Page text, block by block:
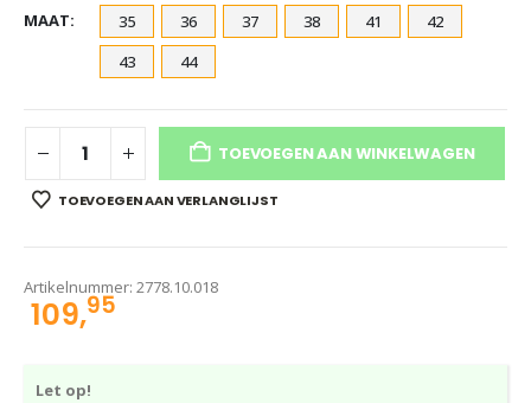
MAAT 35 36 37 38 41
42
43
44
TOEVOEGEN AAN WINKELWAGEN
TOEVOEGEN AAN VERLANGLIJST
Artikelnummer: 2778.10.018
109,95
Let op!